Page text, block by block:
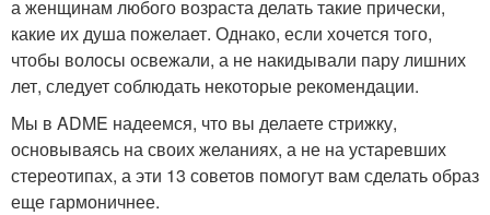
а женщинам любого возраста делать такие прически,
какие их душа пожелает. Однако, если хочется того,
чтобы волосы освежали, а не накидывали пару лишних
лет, следует соблюдать некоторые рекомендации.
Мы в ADME надеемся, что вы делаете стрижку,
основываясь на своих желаниях, а не на устаревших
стереотипах, а эти 13 советов помогут вам сделать образ
еще гармоничнее.